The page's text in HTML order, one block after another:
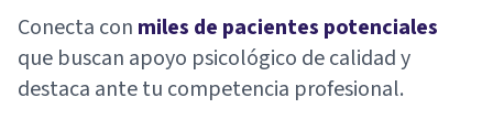
Conecta con miles de pacientes potenciales
que buscan apoyo psicológico de calidad y
destaca ante tu competencia profesional.